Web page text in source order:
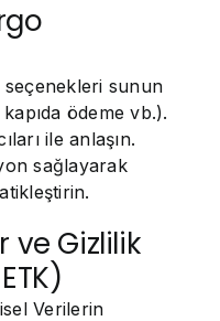
seçenekleri sunun
ödeme vb.).
ile anlaşın.
sağlayarak
ve Gizlilik
Verilerin